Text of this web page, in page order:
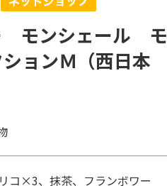
モンシェール モ
ョンＭ（西日本
コ×3、抹茶、フランボワー